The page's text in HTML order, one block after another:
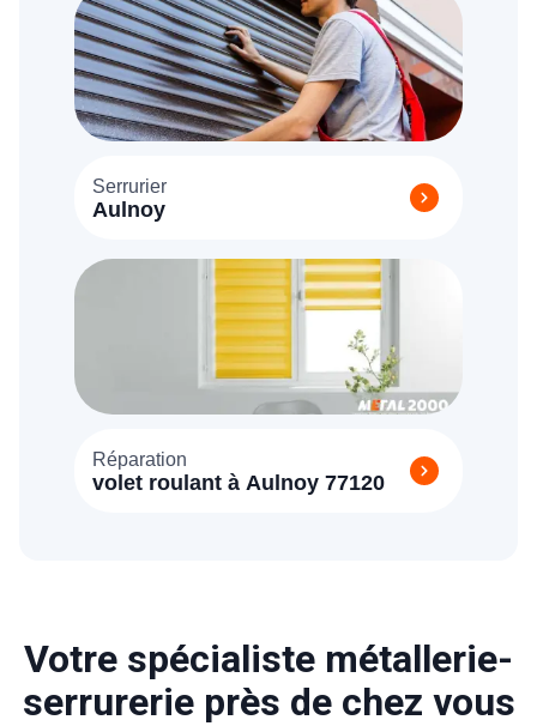
Serrurier
Aulnoy
Réparation
volet roulant à Aulnoy 77120
Votre spécialiste métallerie-
serrurerie près de chez vous